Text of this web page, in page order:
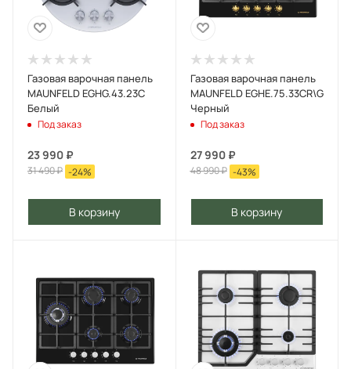
Газовая варочная панель
MAUNFELD EGHG.43.23C
Белый
Под заказ
23 990 ₽
31 490₽ -24%
В корзину
Газовая варочная панель
MAUNFELD EGHE.75.33CR\G
Черный
Под заказ
27 990₽
48 990₽ -43%
В корзину